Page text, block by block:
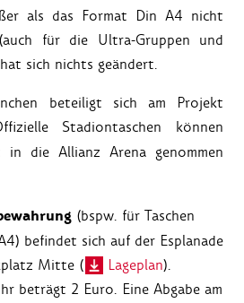
als das Format Din A4 nicht
für die Ultra-Gruppen und
sich nichts geändert.
beteiligt sich am Projekt
Stadiontaschen können
die Allianz Arena genommen
(bspw. für Taschen
befindet sich auf der Esplanade
Mitte (
Lageplan).
beträgt 2 Euro. Eine Abgabe am